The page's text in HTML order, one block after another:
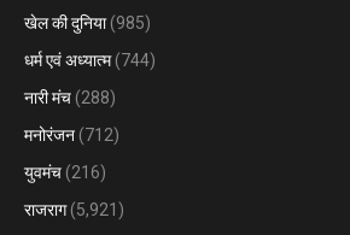
खेल की दुनिया(985)
धर्म एवं अध्यात्म(744)
नारी मंच (288)
मनोरंजन (712)
युवमंच (216)
राजराग(5,921)